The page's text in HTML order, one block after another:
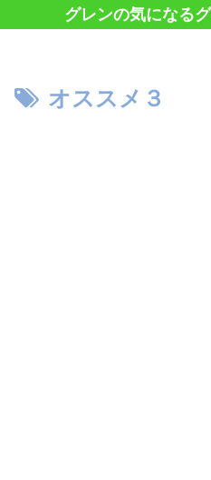
グレンの気になる
オススメ３